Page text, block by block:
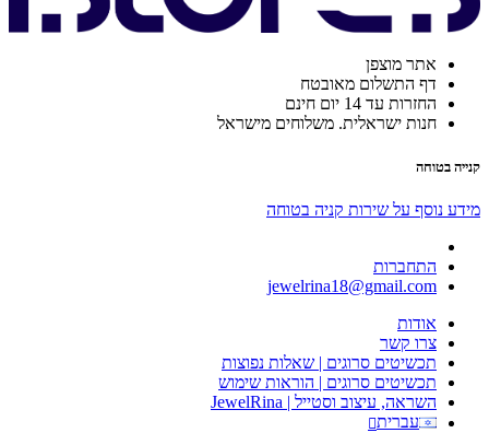
אתר מוצפן
דף התשלום מאובטח
החזרות עד 14 יום חינם
חנות ישראלית. משלוחים מישראל
קנייה בטוחה
מידע נוסף על שירות קניה בטוחה
התחברות
jewelrina18@gmail.com
אודות
צרו קשר
תכשיטים סרוגים | שאלות נפוצות
תכשיטים סרוגים | הוראות שימוש
השראה, עיצוב וסטייל | JewelRina
עברית